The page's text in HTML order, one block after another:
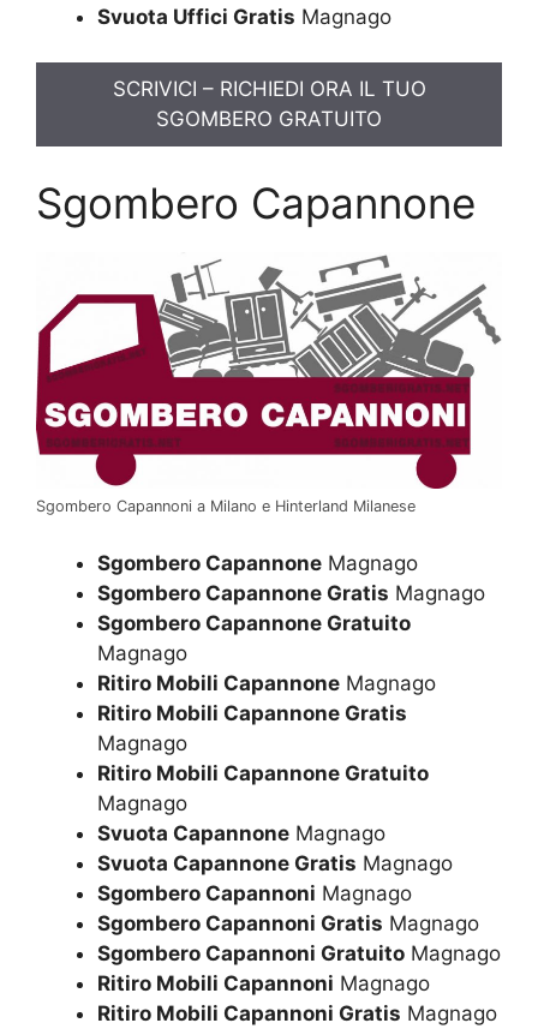
Svuota Uffici Gratis Magnago
SCRIVICI – RICHIEDI ORA IL TUO
SGOMBERO GRATUITO
Sgombero Capannone
Sgombero Capannoni a Milano e Hinterland Milanese
Sgombero Capannone Magnago
Sgombero Capannone Gratis Magnago
Sgombero Capannone Gratuito
Magnago
Ritiro Mobili Capannone Magnago
Ritiro Mobili Capannone Gratis
Magnago
Ritiro Mobili Capannone Gratuito
Magnago
Svuota Capannone Magnago
Svuota Capannone Gratis Magnago
Sgombero Capannoni Magnago
Sgombero Capannoni Gratis Magnago
Sgombero Capannoni Gratuito Magnago
Ritiro Mobili Capannoni Magnago
Ritiro Mobili Capannoni Gratis Magnago